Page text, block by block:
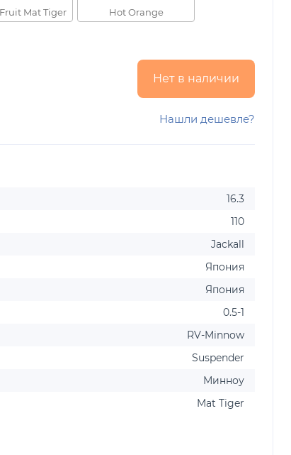
Mat Tiger Hot Orange
Нет в наличии
Нашли дешевле?
16.3
110
Jackall
Япония
Япония
0.5-1
RV-Minnow
Suspender
Минноу
Mat Tiger